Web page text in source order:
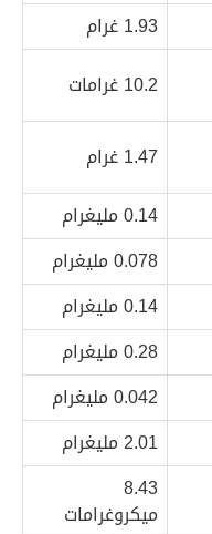
1.93 غرام
10.2 غرامات
1.47 غرام
0.14 مليغرام
0.078 مليغرام
0.14 مليغرام
0.28 مليغرام
0.042 مليغرام
2.01 مليغرام
8.43
ميكروغرامات